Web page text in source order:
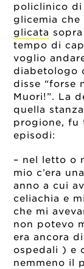
policlinico di
glicemia
glicata
tempo di
voglio
diabetologo
disse “forse
Muori!”. La
quella
progione, fu
episodi:
– nel letto o
mio c’era
anno a cui
celiachia e
che mi
non potevo
era ancora
ospedali ) e
nemmeno il